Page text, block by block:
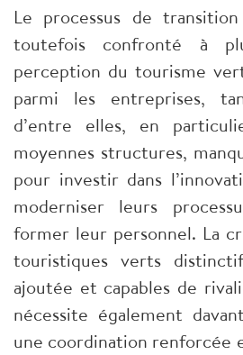
Le processus de
toutefois confronté à
perception du tourisme
parmi les entreprises,
d’entre elles, en
moyennes structures,
pour investir dans
moderniser leurs
former leur personnel. La
touristiques verts
ajoutée et capables de
nécessite également
une coordination renforcée